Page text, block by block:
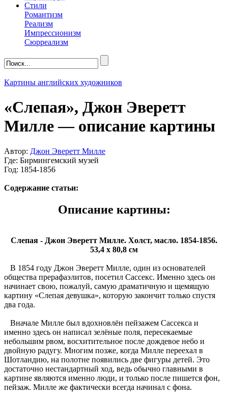
Стили
Романтизм
Реализм
Импрессионизм
Сюрреализм
Картины английских художников
«Слепая», Джон Эверетт
Милле — описание картины
Автор: Джон Эверетт Милле
Где: Бирмингемский музей
Год: 1854-1856
Содержание статьи:
Описание картины:
Слепая - Джон Эверетт Милле. Холст, масло. 1854-1856.
53,4 x 80,8 см
В 1854 году Джон Эверетт Милле, один из основателей
общества прерафаэлитов, посетил Сассекс. Именно здесь он
начинает свою, пожалуй, самую драматичную и щемящую
картину «Слепая девушка», которую закончит только спустя
два года.
Вначале Милле был вдохновлён пейзажем Сассекса и
именно здесь он написал зелёные поля, пересекаемые
небольшим рвом, восхитительное после дождевое небо и
двойную радугу. Многим позже, когда Милле переехал в
Шотландию, на полотне появились две фигуры детей. Это
достаточно нестандартный ход, ведь обычно главными в
картине являются именно люди, и только после пишется фон,
пейзаж. Милле же фактически всегда начинал с фона.